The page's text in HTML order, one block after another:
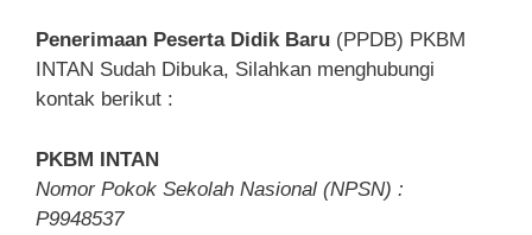
Penerimaan Peserta Didik Baru (PPDB) PKBM
INTAN Sudah Dibuka, Silahkan menghubungi
kontak berikut :
PKBM INTAN
Nomor Pokok Sekolah Nasional (NPSN) :
P9948537